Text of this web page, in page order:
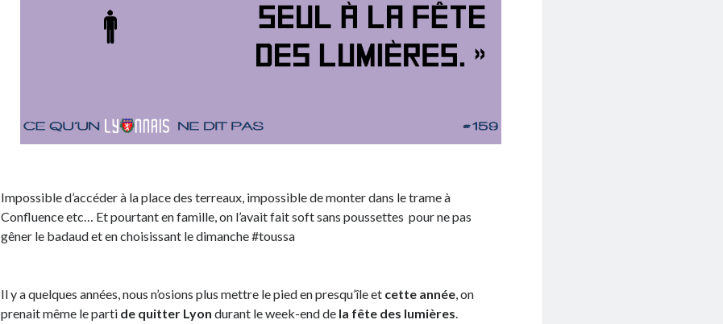
Impossible d’accéder à la place des terreaux, impossible de monter dans le trame à
Confluence etc… Et pourtant en famille, on l’avait fait soft sans poussettes pour ne pas
gêner le badaud et en choisissant le dimanche #toussa
Il y a quelques années, nous n’osions plus mettre le pied en presqu’île et cette année, on
prenait même le parti de quitter Lyon durant le week-end de la fête des lumières.